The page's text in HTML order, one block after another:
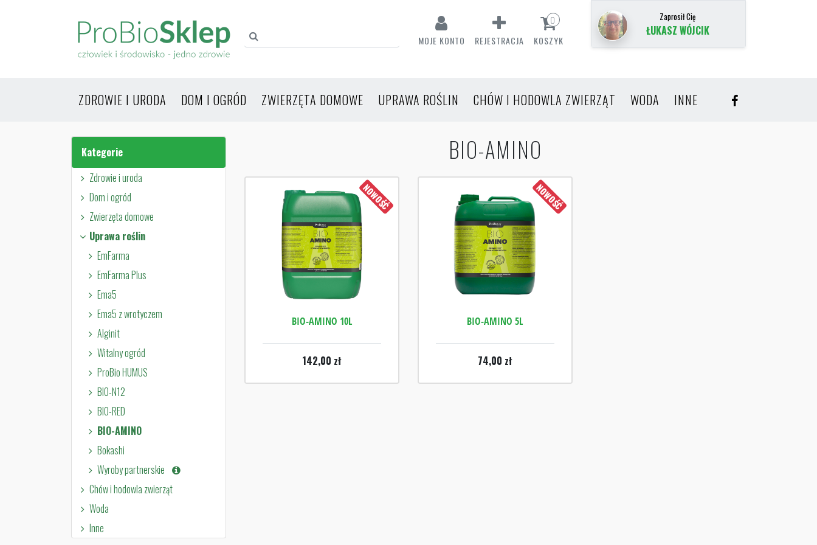
MOJE KONTO REJESTRACJA KOSZYK
0 Zaprosił Cię
ŁUKASZ WÓJCIK
ZDROWIE I URODA DOM I OGRÓD ZWIERZĘTA DOMOWE UPRAWA ROŚLIN CHÓW I HODOWLA ZWIERZĄT WODA INNE
Kategorie
Zdrowie i uroda
Dom i ogród
Zwierzęta domowe
Uprawa roślin
EmFarma
EmFarma Plus
Ema5
Ema5 z wrotyczem
Alginit
Witalny ogród
ProBio HUMUS
BIO-N12
BIO-RED
BIO-AMINO
Bokashi
Wyroby partnerskie
Chów i hodowla zwierząt
Woda
Inne
BIO-AMINO
NOWOŚĆ
BIO-AMINO 10L
142,00 zł
NOWOŚĆ
BIO-AMINO 5L
74,00 zł